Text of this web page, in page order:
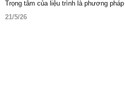
Trọng tâm của liệu trình là phương pháp
21/5/26